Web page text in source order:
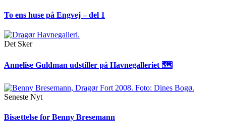
To ens huse på Engvej – del 1
Det Sker
Annelise Guldman udstiller på Havnegalleriet 🗺
Seneste Nyt
Bisættelse for Benny Bresemann